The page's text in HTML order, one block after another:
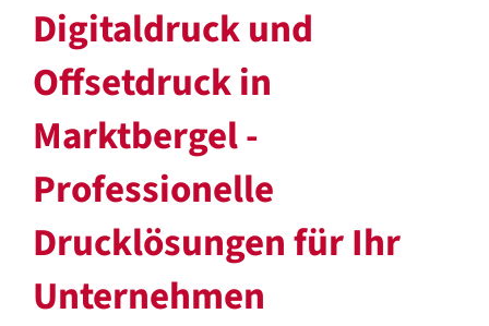
Digitaldruck und
Offsetdruck in
Marktbergel -
Professionelle
Drucklösungen für Ihr
Unternehmen